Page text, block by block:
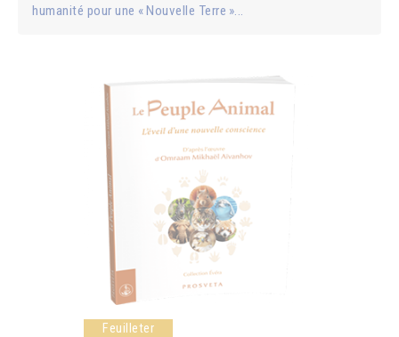
humanité pour une « Nouvelle Terre »...
Feuilleter